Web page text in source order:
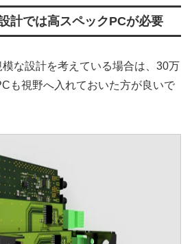
計では高スペックPCが必要
な設計を考えている場合は、30万
も視野へ入れておいた方が良いで